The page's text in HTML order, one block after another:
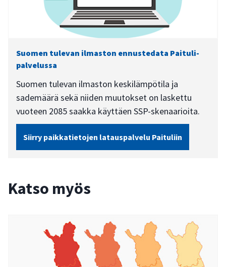
Suomen tulevan ilmaston ennustedata Paituli-
palvelussa
Suomen tulevan ilmaston keskilämpötila ja
sademäärä sekä niiden muutokset on laskettu
vuoteen 2085 saakka käyttäen SSP-skenaarioita.
Siirry paikkatietojen latauspalvelu Paituliin
Katso myös